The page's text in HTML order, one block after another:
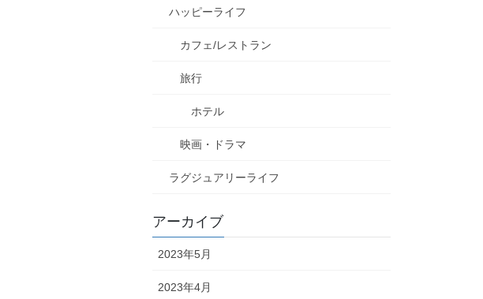
ハッピーライフ
カフェ/レストラン
旅行
ホテル
映画・ドラマ
ラグジュアリーライフ
アーカイブ
2023年5月
2023年4月